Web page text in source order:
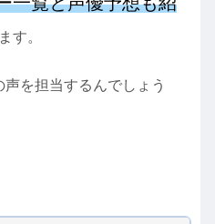
す。
を担当するんでしょう